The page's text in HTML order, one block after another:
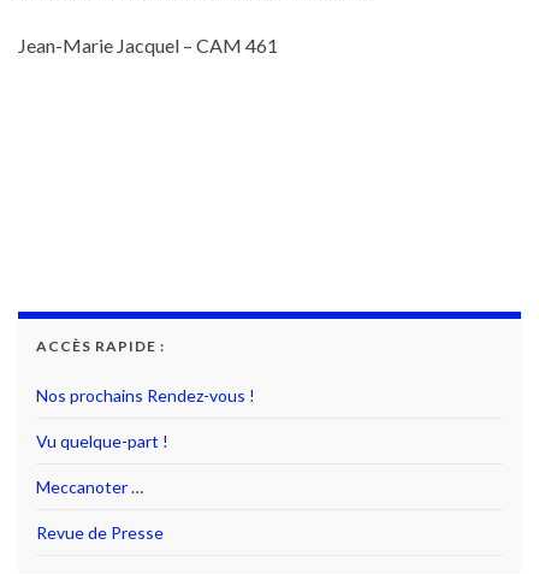
Jean-Marie Jacquel – CAM 461
ACCÈS RAPIDE :
Nos prochains Rendez-vous !
Vu quelque-part !
Meccanoter …
Revue de Presse